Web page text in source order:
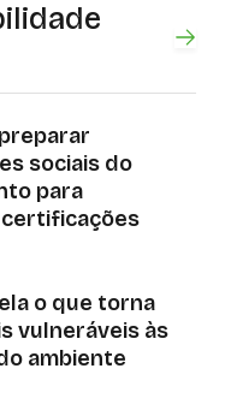
sociais do
para
o que torna
vulneráveis às
ambiente